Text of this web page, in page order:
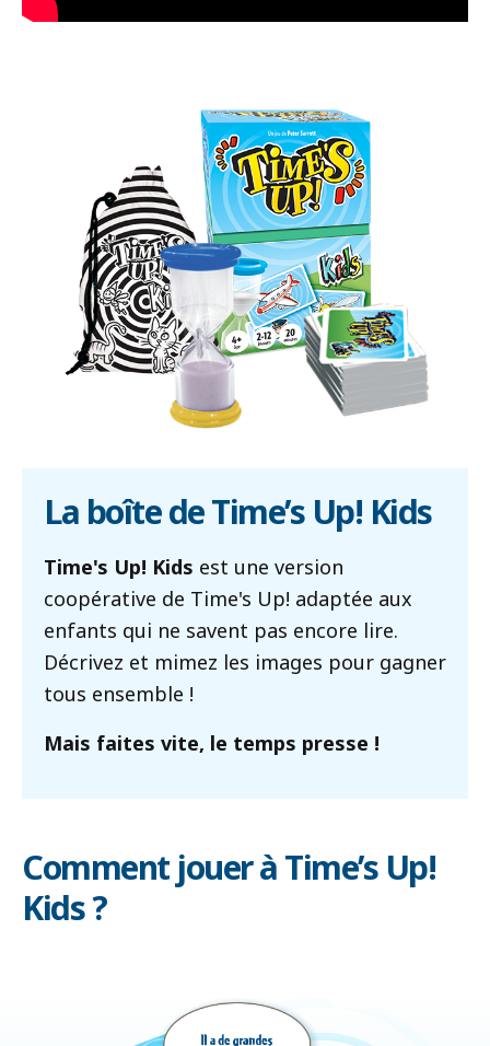
La boîte de Time’s Up! Kids
Time's Up! Kids est une version
coopérative de Time's Up! adaptée aux
enfants qui ne savent pas encore lire.
Décrivez et mimez les images pour gagner
tous ensemble !
Mais faites vite, le temps presse !
Comment jouer à Time’s Up!
Kids ?